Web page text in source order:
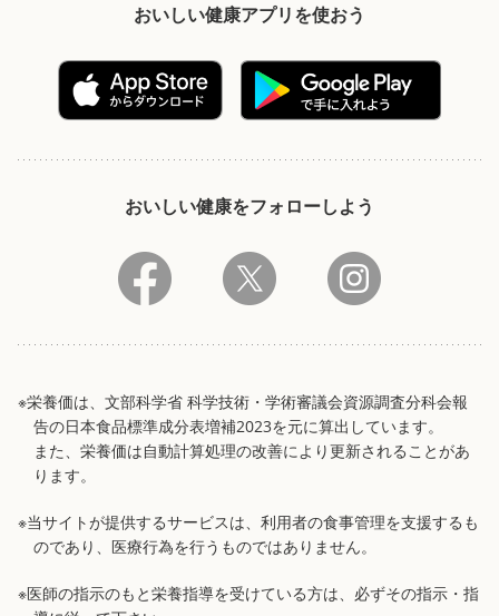
おいしい健康アプリを使おう
おいしい健康をフォローしよう
※栄養価は、文部科学省 科学技術・学術審議会資源調査分科会報
告の日本食品標準成分表増補2023を元に算出しています。
また、栄養価は自動計算処理の改善により更新されることがあ
ります。
※当サイトが提供するサービスは、利用者の食事管理を支援するも
のであり、医療行為を行うものではありません。
※医師の指示のもと栄養指導を受けている方は、必ずその指示・指